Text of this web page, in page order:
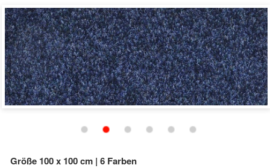
Osaka
blau
Größe 100 x 100 cm | 6 Farben